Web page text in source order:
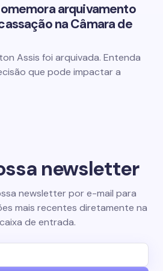
arquivamento
na Câmara de
Assis foi arquivada. Entenda
que pode impactar a
newsletter
newsletter por e-mail para
mais recentes diretamente na
de entrada.